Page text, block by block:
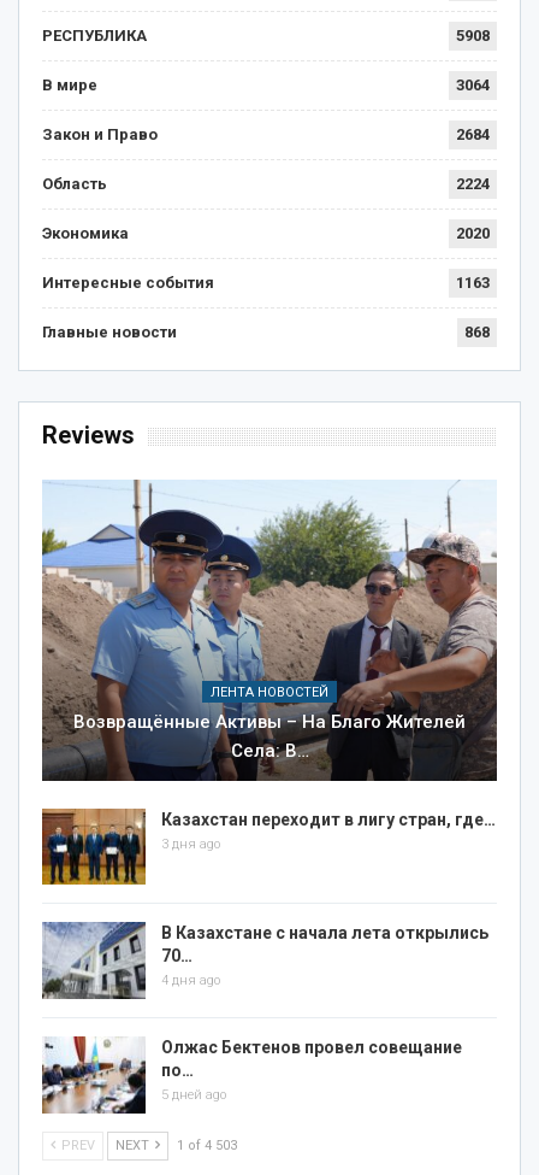
РЕСПУБЛИКА 5908
В мире 3064
Закон и Право 2684
Область 2224
Экономика 2020
Интересные события 1163
Главные новости 868
Reviews
ЛЕНТА НОВОСТЕЙ
Возвращённые Активы – На Благо Жителей
Села: В…
Казахстан переходит в лигу стран, где…
3 дня ago
В Казахстане с начала лета открылись
70…
4 дня ago
Олжас Бектенов провел совещание
по…
5 дней ago
PREV NEXT 1 of 4 503